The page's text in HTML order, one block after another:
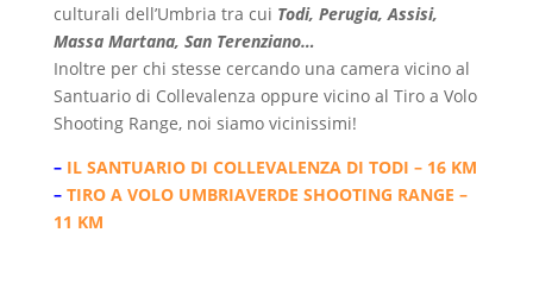
culturali dell’Umbria tra cui Todi, Perugia, Assisi,
Massa Martana, San Terenziano…
Inoltre per chi stesse cercando una camera vicino al
Santuario di Collevalenza oppure vicino al Tiro a Volo
Shooting Range, noi siamo vicinissimi!
– IL SANTUARIO DI COLLEVALENZA DI TODI – 16 KM
– TIRO A VOLO UMBRIAVERDE SHOOTING RANGE –
11 KM